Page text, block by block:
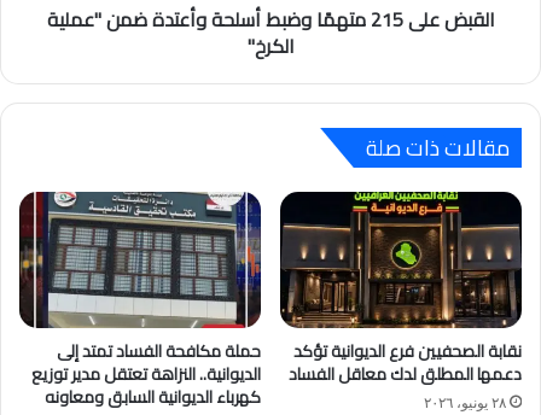
القبض على 215 متهمًا وضبط أسلحة وأعتدة ضمن "عملية
الكرخ"
مقالات ذات صلة
نقابة الصحفيين فرع الديوانية تؤكد
دعمها المطلق لدك معاقل الفساد
٢٨ يونيو، ٢٠٢٦
حملة مكافحة الفساد تمتد إلى
الديوانية.. النزاهة تعتقل مدير توزيع
كهرباء الديوانية السابق ومعاونه